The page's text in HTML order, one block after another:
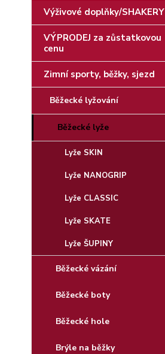
Výživové doplňky/SHAKERY
VÝPRODEJ za zůstatkovou
cenu
Zimní sporty, běžky, sjezd
Běžecké lyžování
Běžecké lyže
Lyže SKIN
Lyže NANOGRIP
Lyže CLASSIC
Lyže SKATE
Lyže ŠUPINY
Běžecké vázání
Běžecké boty
Běžecké hole
Brýle na běžky